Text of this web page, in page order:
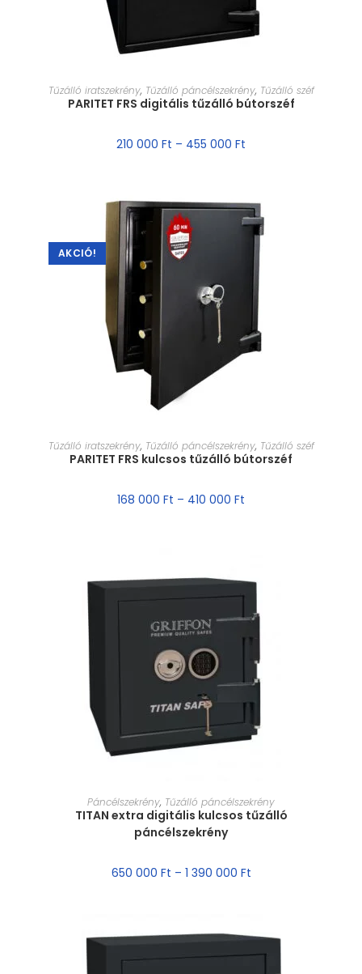
MÉRET VÁLASZTÁSA
Tűzálló iratszekrény, Tűzálló páncélszekrény, Tűzálló széf
PARITET FRS digitális tűzálló bútorszéf
210 000 Ft – 455 000 Ft
AKCIÓ!
MÉRET VÁLASZTÁSA
Tűzálló iratszekrény, Tűzálló páncélszekrény, Tűzálló széf
PARITET FRS kulcsos tűzálló bútorszéf
168 000 Ft – 410 000 Ft
MÉRET VÁLASZTÁSA
Páncélszekrény, Tűzálló páncélszekrény
TITAN extra digitális kulcsos tűzálló
páncélszekrény
650 000 Ft – 1 390 000 Ft